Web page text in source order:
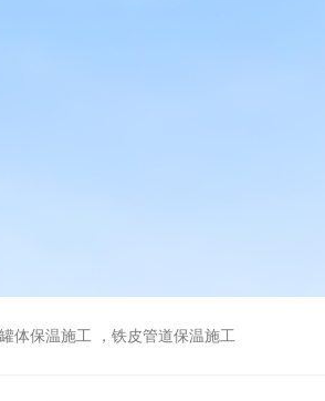
体保温施工 ，铁皮管道保温施工